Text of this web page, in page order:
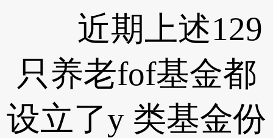
近期上述129
只养老fof基金都
设立了y 类基金份